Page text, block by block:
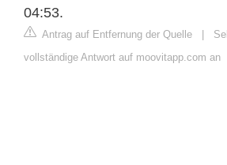
04:53.
Antrag auf Entfernung der Quelle |
vollständige Antwort auf moovitapp.com an